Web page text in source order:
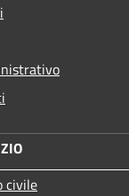
civile